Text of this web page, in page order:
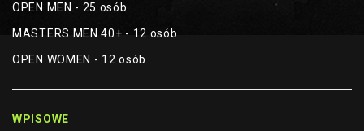
OPEN MEN - 25 osób
MASTERS MEN 40+ - 12 osób
OPEN WOMEN - 12 osób
WPISOWE